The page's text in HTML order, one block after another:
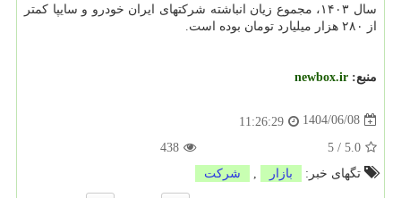
سال ۱۴۰۳، مجموع زیان انباشته شرکتهای ایران خودرو و سایپا کمتر
از ۲۸۰ هزار میلیارد تومان بوده است.
منبع: newbox.ir
1404/06/08
11:26:29
5.0
/
5
438
تگهای خبر:
بازار شركت